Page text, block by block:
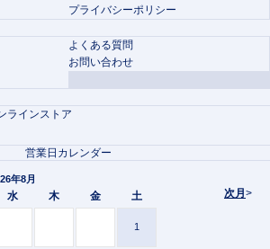
プライバシーポリシー
よくある質問
お問い合わせ
ラインストア
次月>
営業日カレンダー
年8月
水 木 金 土
1